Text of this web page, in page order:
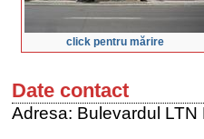
click pentru mărire
Date contact
Adresa: Bulevardul